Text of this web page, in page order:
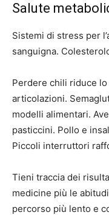
Salute
Sistemi di stress per
sanguigna.
Perdere chili riduce
articolazioni.
modelli alimentari.
pasticcini. Pollo e
Piccoli interruttori
Tieni traccia dei
medicine più le
percorso più lento e